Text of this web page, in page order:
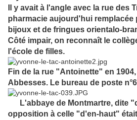
Il y avait à l'angle avec la rue des
pharmacie aujourd'hui remplacée
bijoux et de fringues orientalo-
Côté impair, on reconnaît le
l'école de filles.
Fin de la rue "Antoinette" en
Abbesses. Le bureau de poste
L'abbaye de Montmartre, dite
opposition à celle "d'en-haut"